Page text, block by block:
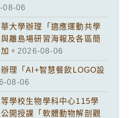
08-06
大學辦理「適應運動共學
離島場研習海報及各區簡
。 2026-08-06
理「AI+智慧餐飲LOGO設
08-06
學校生物學科中心115學
開授課「軟體動物解剖觀